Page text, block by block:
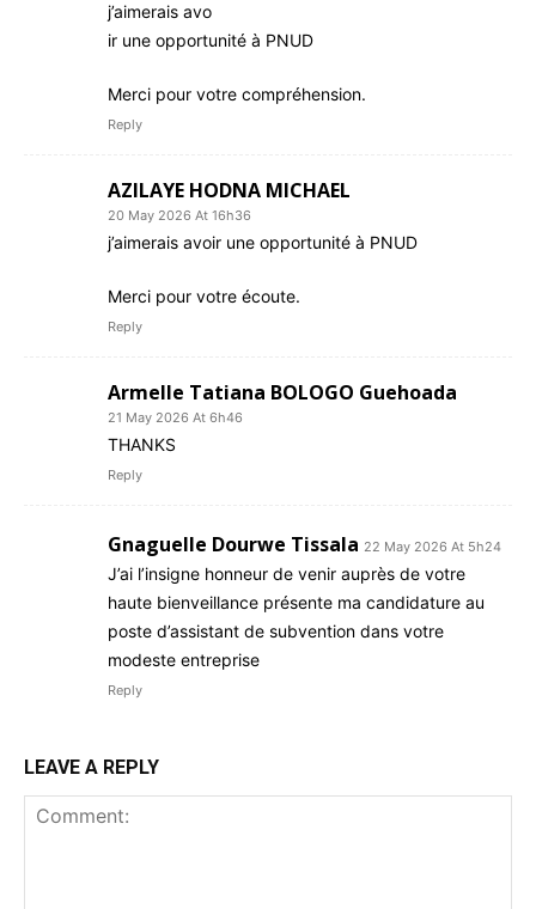
j’aimerais avo
ir une opportunité à PNUD
Merci pour votre compréhension.
Reply
AZILAYE HODNA MICHAEL
20 May 2026 At 16h36
j’aimerais avoir une opportunité à PNUD
Merci pour votre écoute.
Reply
Armelle Tatiana BOLOGO Guehoada
21 May 2026 At 6h46
THANKS
Reply
Gnaguelle Dourwe Tissala 22 May 2026 At 5h24
J’ai l’insigne honneur de venir auprès de votre
haute bienveillance présente ma candidature au
poste d’assistant de subvention dans votre
modeste entreprise
Reply
LEAVE A REPLY